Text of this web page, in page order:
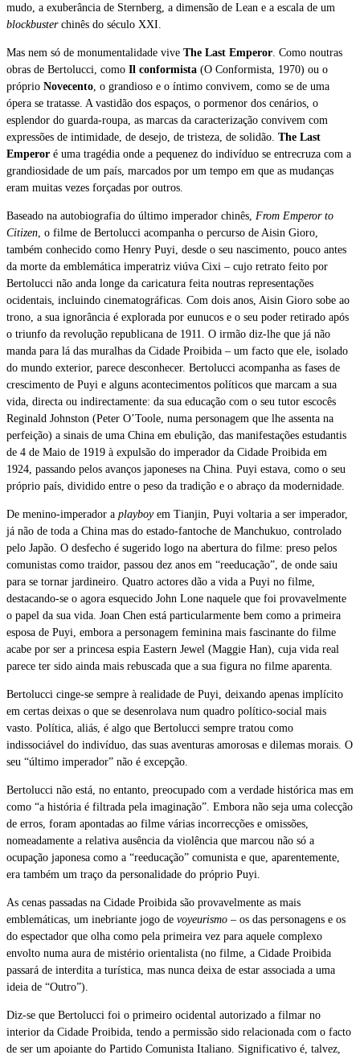
mudo, a exuberância de Sternberg, a dimensão de Lean e a escala de um
blockbusterchinês do século XXI.
Mas nem só de monumentalidade vive The Last Emperor . Como noutras
obras de Bertolucci, como Il conformista (O Conformista, 1970) ou o
próprio Novecento , o grandioso e o íntimo convivem, como se de uma
ópera se tratasse. A vastidão dos espaços, o pormenor dos cenários, o
esplendor do guarda-roupa, as marcas da caracterização convivem com
expressões de intimidade, de desejo, de tristeza, de solidão. The Last
Emperor é uma tragédia onde a pequenez do indivíduo se entrecruza com a
grandiosidade de um país, marcados por um tempo em que as mudanças
eram muitas vezes forçadas por outros.
Baseado na autobiografia do último imperador chinês, From Emperor to
Citizen , o filme de Bertolucci acompanha o percurso de Aisin Gioro,
também conhecido como Henry Puyi, desde o seu nascimento, pouco antes
da morte da emblemática imperatriz viúva Cixi – cujo retrato feito por
Bertolucci não anda longe da caricatura feita noutras representações
ocidentais, incluindo cinematográficas. Com dois anos, Aisin Gioro sobe ao
trono, a sua ignorância é explorada por eunucos e o seu poder retirado após
o triunfo da revolução republicana de 1911. O irmão diz-lhe que já não
manda para lá das muralhas da Cidade Proibida – um facto que ele, isolado
do mundo exterior, parece desconhecer. Bertolucci acompanha as fases de
crescimento de Puyi e alguns acontecimentos políticos que marcam a sua
vida, directa ou indirectamente: da sua educação com o seu tutor escocês
Reginald Johnston (Peter O’Toole, numa personagem que lhe assenta na
perfeição) a sinais de uma China em ebulição, das manifestações estudantis
de 4 de Maio de 1919 à expulsão do imperador da Cidade Proibida em
1924, passando pelos avanços japoneses na China. Puyi estava, como o seu
próprio país, dividido entre o peso da tradição e o abraço da modernidade.
De menino-imperador a playboyem Tianjin, Puyi voltaria a ser imperador,
já não de toda a China mas do estado-fantoche de Manchukuo, controlado
pelo Japão. O desfecho é sugerido logo na abertura do filme: preso pelos
comunistas como traidor, passou dez anos em “reeducação”, de onde saiu
para se tornar jardineiro. Quatro actores dão a vida a Puyi no filme,
destacando-se o agora esquecido John Lone naquele que foi provavelmente
o papel da sua vida. Joan Chen está particularmente bem como a primeira
esposa de Puyi, embora a personagem feminina mais fascinante do filme
acabe por ser a princesa espia Eastern Jewel (Maggie Han), cuja vida real
parece ter sido ainda mais rebuscada que a sua figura no filme aparenta.
Bertolucci cinge-se sempre à realidade de Puyi, deixando apenas implícito
em certas deixas o que se desenrolava num quadro político-social mais
vasto. Política, aliás, é algo que Bertolucci sempre tratou como
indissociável do indivíduo, das suas aventuras amorosas e dilemas morais. O
seu “último imperador” não é excepção.
Bertolucci não está, no entanto, preocupado com a verdade histórica mas em
como “a história é filtrada pela imaginação”. Embora não seja uma colecção
de erros, foram apontadas ao filme várias incorrecções e omissões,
nomeadamente a relativa ausência da violência que marcou não só a
ocupação japonesa como a “reeducação” comunista e que, aparentemente,
era também um traço da personalidade do próprio Puyi.
As cenas passadas na Cidade Proibida são provavelmente as mais
emblemáticas, um inebriante jogo de voyeurismo – os das personagens e os
do espectador que olha como pela primeira vez para aquele complexo
envolto numa aura de mistério orientalista (no filme, a Cidade Proibida
passará de interdita a turística, mas nunca deixa de estar associada a uma
ideia de “Outro”).
Diz-se que Bertolucci foi o primeiro ocidental autorizado a filmar no
interior da Cidade Proibida, tendo a permissão sido relacionada com o facto
de ser um apoiante do Partido Comunista Italiano. Significativo é, talvez,